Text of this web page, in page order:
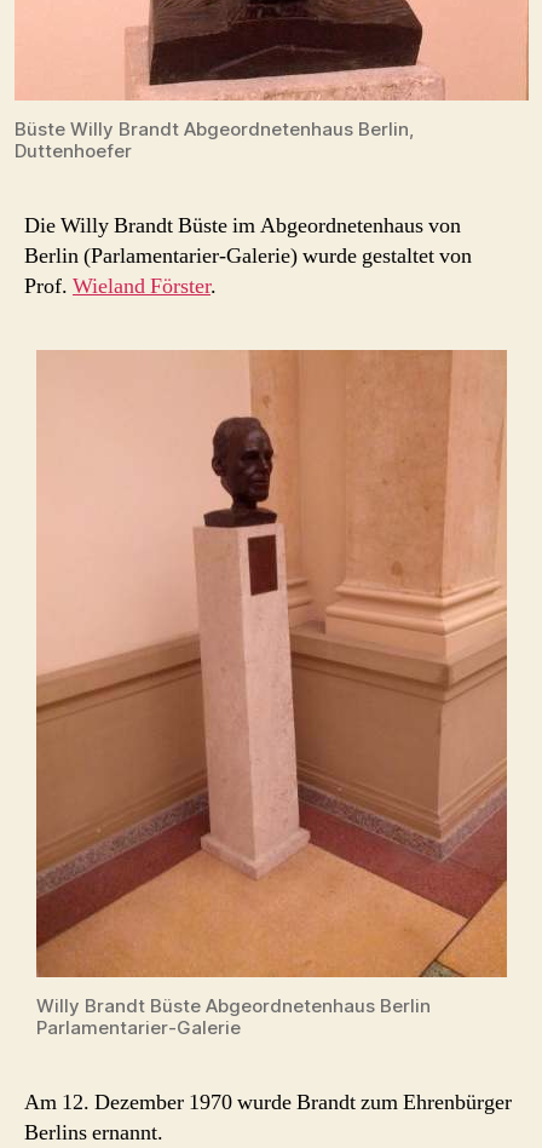
Büste Willy Brandt Abgeordnetenhaus Berlin,
Duttenhoefer
Die Willy Brandt Büste im Abgeordnetenhaus von
Berlin (Parlamentarier-Galerie) wurde gestaltet von
Prof. Wieland Förster.
Willy Brandt Büste Abgeordnetenhaus Berlin
Parlamentarier-Galerie
Am 12. Dezember 1970 wurde Brandt zum Ehrenbürger
Berlins ernannt.